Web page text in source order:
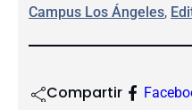
Campus Los Ángeles,
Compartir